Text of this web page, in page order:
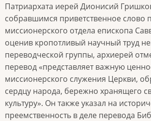
Патриархата иерей Дионисий
собравшимся приветственное слово
миссионерского отдела епископа
оценив кропотливый научный труд
переводческой группы, архиерей
перевод «представляет важную
миссионерского служения Церкви,
сердцу народа, бережно хранящего
культуру». Он также указал на
преемственность в деле перевода